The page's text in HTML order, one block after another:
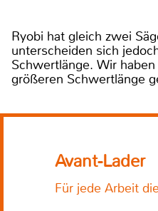
Ryobi hat gleich zwei
unterscheiden sich
Schwertlänge. Wir
größeren Schwertlänge
Avant-Lader
Für jede Arbeit